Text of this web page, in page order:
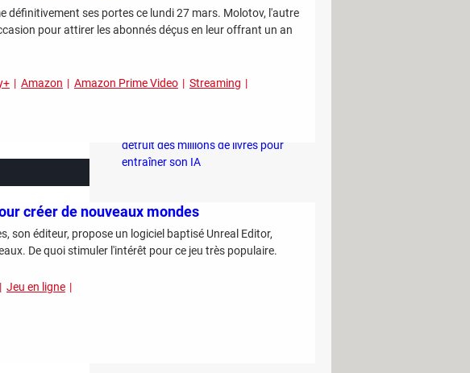
définitivement ses portes ce lundi 27 mars. Molotov, l'autre
pour attirer les abonnés déçus en leur offrant un an
Amazon Amazon Prime Video
Streaming
créer de nouveaux mondes
son éditeur, propose un logiciel baptisé Unreal Editor,
De quoi stimuler l'intérêt pour ce jeu très populaire.
Jeu en ligne
Ce sont les trucs des primeurs pour
Vous risquez 1500 euros d'amende si
détruit des millions de livres pour
entraîner son IA